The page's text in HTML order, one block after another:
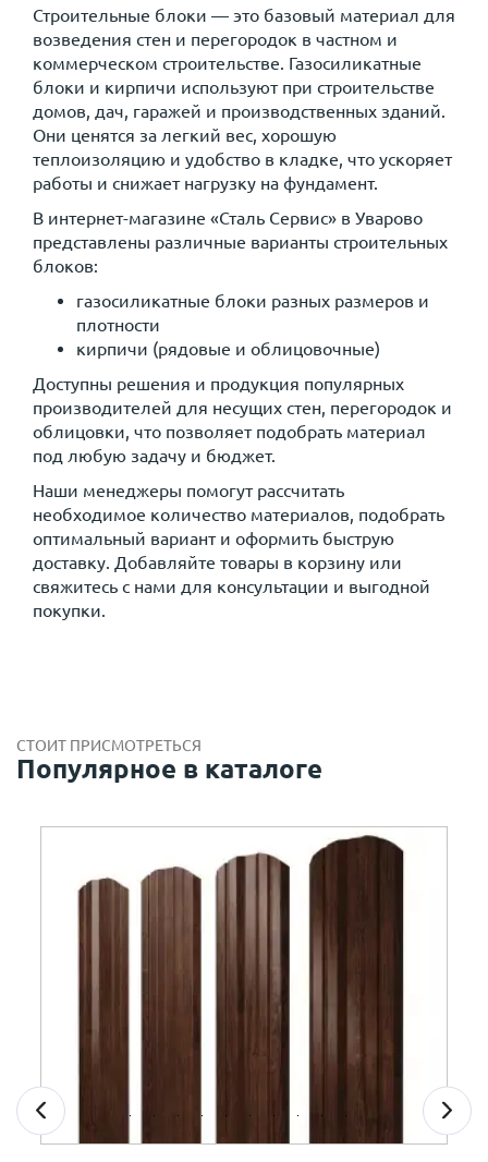
Строительные блоки — это базовый материал для
возведения стен и перегородок в частном и
коммерческом строительстве. Газосиликатные
блоки и кирпичи используют при строительстве
домов, дач, гаражей и производственных зданий.
Они ценятся за легкий вес, хорошую
теплоизоляцию и удобство в кладке, что ускоряет
работы и снижает нагрузку на фундамент.
В интернет-магазине «Сталь Сервис» в Уварово
представлены различные варианты строительных
блоков:
газосиликатные блоки разных размеров и
плотности
кирпичи (рядовые и облицовочные)
Доступны решения и продукция популярных
производителей для несущих стен, перегородок и
облицовки, что позволяет подобрать материал
под любую задачу и бюджет.
Наши менеджеры помогут рассчитать
необходимое количество материалов, подобрать
оптимальный вариант и оформить быструю
доставку. Добавляйте товары в корзину или
свяжитесь с нами для консультации и выгодной
покупки.
СТОИТ ПРИСМОТРЕТЬСЯ
Популярное в каталоге